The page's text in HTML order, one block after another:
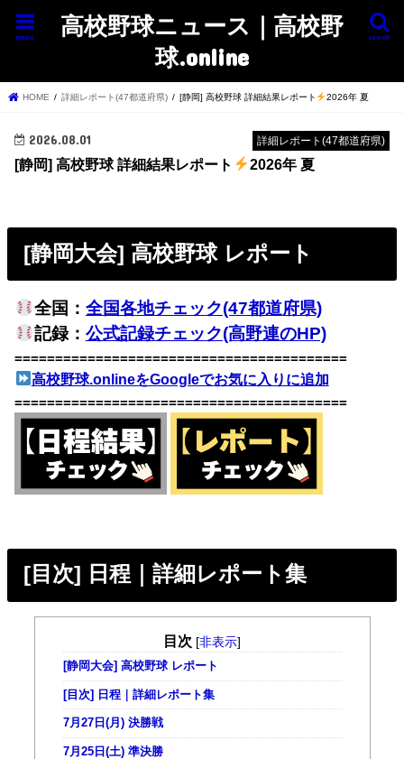
高校野球ニュース｜高校野
球.online
search
menu
HOME 詳細レポート(47都道府県) [静岡] 高校野球 詳細結果レポート 2026年 夏
詳細レポート(47都道府県)
2026.08.01
[静岡] 高校野球 詳細結果レポート 2026年 夏
[静岡大会] 高校野球 レポート
全国： 全国各地チェック(47都道府県)
記録： 公式記録チェック(高野連のHP)
=========================================
高校野球.onlineをGoogleでお気に入りに追加
=========================================
[目次] 日程｜詳細レポート集
目次 [非表示]
[静岡大会] 高校野球 レポート
[目次] 日程｜詳細レポート集
7月27日(月) 決勝戦
7月25日(土) 準決勝